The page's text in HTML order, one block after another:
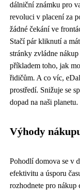
dálniční známku pro
revoluci v placení za
žádné čekání ve
Stačí pár kliknutí a
stránky zvládne
příkladem toho, jak
řidičům. A co víc,
prostředí. Snižuje se
dopad na naši planetu.
Výhody
Pohodlí domova se v
efektivitu a úsporu
rozhodnete pro